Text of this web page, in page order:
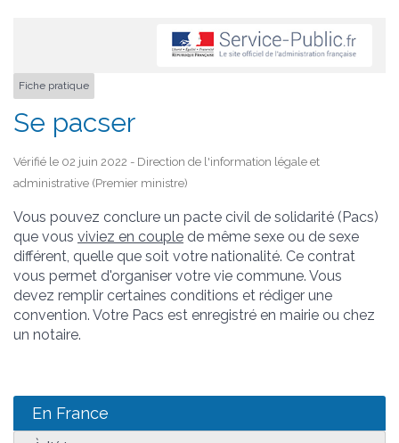
Fiche pratique
Se pacser
Vérifié le 02 juin 2022 - Direction de l'information légale et
administrative (Premier ministre)
Vous pouvez conclure un pacte civil de solidarité (Pacs)
que vous viviez en couple de même sexe ou de sexe
différent, quelle que soit votre nationalité. Ce contrat
vous permet d'organiser votre vie commune. Vous
devez remplir certaines conditions et rédiger une
convention. Votre Pacs est enregistré en mairie ou chez
un notaire.
En France